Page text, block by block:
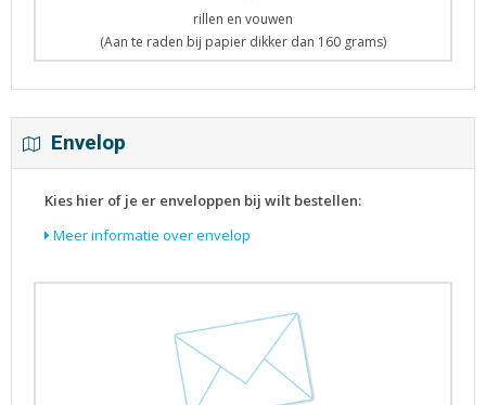
rillen en vouwen
(Aan te raden bij papier dikker dan 160 grams)
Envelop
Kies hier of je er enveloppen bij wilt bestellen:
Meer informatie over envelop